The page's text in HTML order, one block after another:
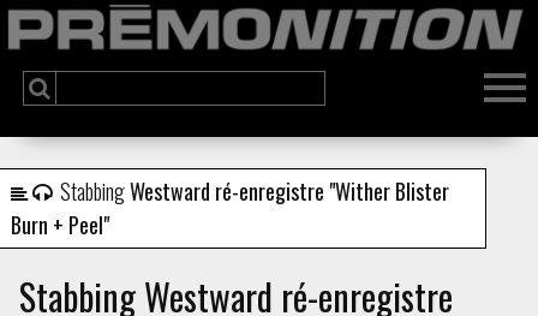
StabbingWestward ré-enregistre "Wither Blister
Burn + Peel"
Stabbing Westward ré-enregistre